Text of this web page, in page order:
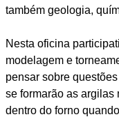
também geologia,
Nesta oficina
modelagem e
pensar sobre
se formarão as argilas
dentro do forno